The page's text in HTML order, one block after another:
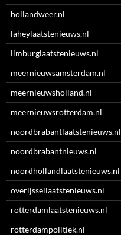
hollandweer.nl
laheylaatstenieuws.nl
limburglaatstenieuws.nl
meernieuwsamsterdam.nl
meernieuwsholland.nl
meernieuwsrotterdam.nl
noordbrabantlaatstenieuws.nl
noordbrabantnieuws.nl
noordhollandlaatstenieuws.nl
overijssellaatstenieuws.nl
rotterdamlaatstenieuws.nl
rotterdampolitiek.nl